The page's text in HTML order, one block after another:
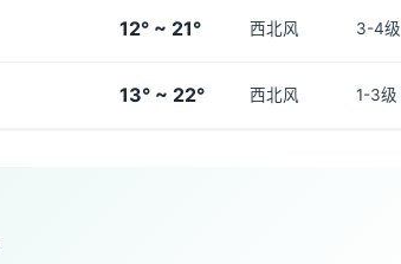
12° ~ 21° 西北风 3-4级
13° ~ 22° 西北风 1-3级